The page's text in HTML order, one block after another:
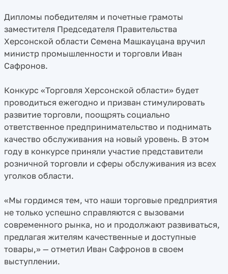
Дипломы победителям и почетные грамоты
заместителя Председателя Правительства
Херсонской области Семена Машкауцана вручил
министр промышленности и торговли Иван
Сафронов.
Конкурс «Торговля Херсонской области» будет
проводиться ежегодно и призван стимулировать
развитие торговли, поощрять социально
ответственное предпринимательство и поднимать
качество обслуживания на новый уровень. В этом
году в конкурсе приняли участие представители
розничной торговли и сферы обслуживания из всех
уголков области.
«Мы гордимся тем, что наши торговые предприятия
не только успешно справляются с вызовами
современного рынка, но и продолжают развиваться,
предлагая жителям качественные и доступные
товары,» — отметил Иван Сафронов в своем
выступлении.